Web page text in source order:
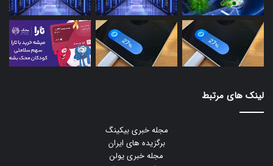
لینک های مرتبط
مجله خبری بیکینگ
برگزیده های ایران
مجله خبری یولن